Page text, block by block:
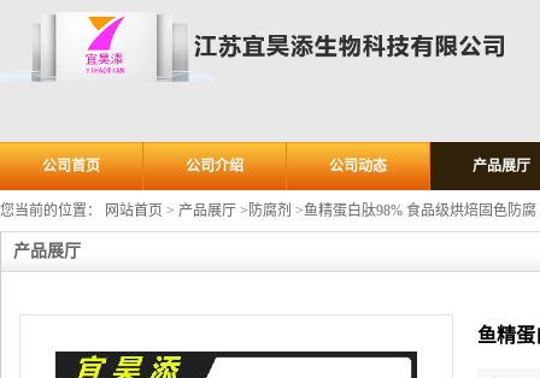
公司首页 公司介绍 公司动态 产品展厅
您当前的位置： 网站首页 > 产品展厅 > 防腐剂 >鱼精蛋白肽98% 食品级烘焙固色防腐
产品展厅
鱼精蛋